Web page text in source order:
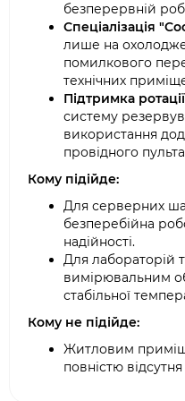
безперервній
Спеціалізація
лише на
помилкового
технічних
Підтримка
систему
використання
провідного
Кому підійде:
Для серверних
безперебійна
надійності.
Для лабораторій
вимірювальним
стабільної
Кому не підійде:
Житловим
повністю